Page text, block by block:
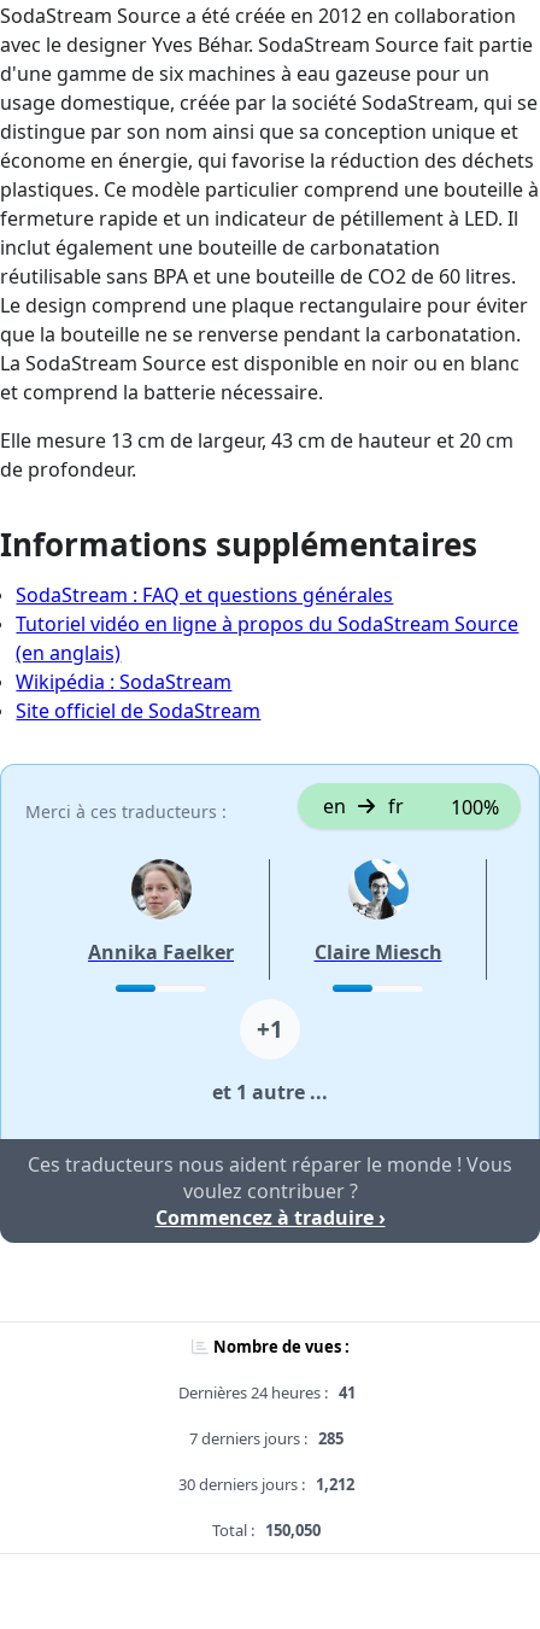
SodaStream Source a été créée en 2012 en collaboration
avec le designer Yves Béhar. SodaStream Source fait partie
d'une gamme de six machines à eau gazeuse pour un
usage domestique, créée par la société SodaStream, qui se
distingue par son nom ainsi que sa conception unique et
économe en énergie, qui favorise la réduction des déchets
plastiques. Ce modèle particulier comprend une bouteille à
fermeture rapide et un indicateur de pétillement à LED. Il
inclut également une bouteille de carbonatation
réutilisable sans BPA et une bouteille de CO2 de 60 litres.
Le design comprend une plaque rectangulaire pour éviter
que la bouteille ne se renverse pendant la carbonatation.
La SodaStream Source est disponible en noir ou en blanc
et comprend la batterie nécessaire.
Elle mesure 13 cm de largeur, 43 cm de hauteur et 20 cm
de profondeur.
Informations supplémentaires
SodaStream : FAQ et questions générales
Tutoriel vidéo en ligne à propos du SodaStream Source
(en anglais)
Wikipédia : SodaStream
Site officiel de SodaStream
Merci à ces traducteurs : en fr 100%
Annika Faelker Claire Miesch
+1
et 1 autre ...
Ces traducteurs nous aident réparer le monde ! Vous
voulez contribuer ?
Commencez à traduire ›
Nombre de vues :
Dernières 24 heures : 41
7 derniers jours : 285
30 derniers jours : 1,212
Total : 150,050